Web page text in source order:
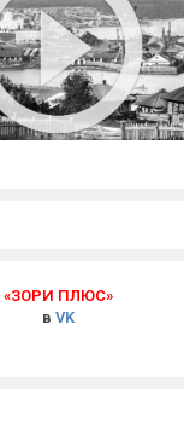
«ЗОРИ ПЛЮС»
в VK